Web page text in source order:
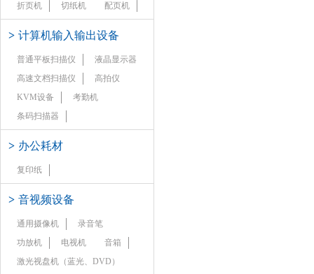
折页机
切纸机 配页机
> 计算机输入输出设备
普通平板扫描仪
液晶显示器
高速文档扫描仪
高拍仪
KVM设备
考勤机
条码扫描器
> 办公耗材
复印纸
> 音视频设备
通用摄像机
录音笔
功放机
电视机
音箱
激光视盘机（蓝光、DVD）